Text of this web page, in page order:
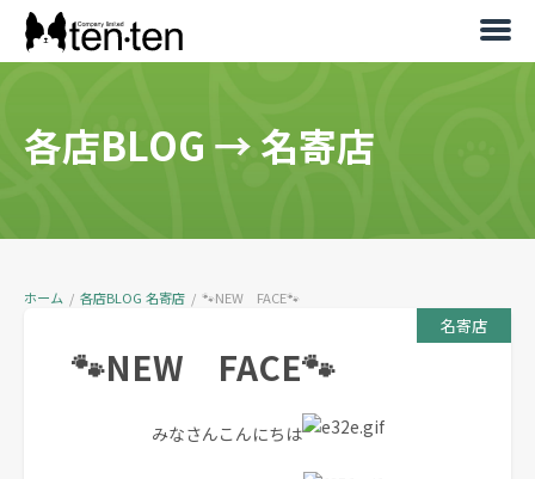
各店BLOG →名寄店
ホーム / 各店BLOG 名寄店 / 🐾NEW FACE🐾
名寄店
🐾NEW FACE🐾
みなさんこんにちは